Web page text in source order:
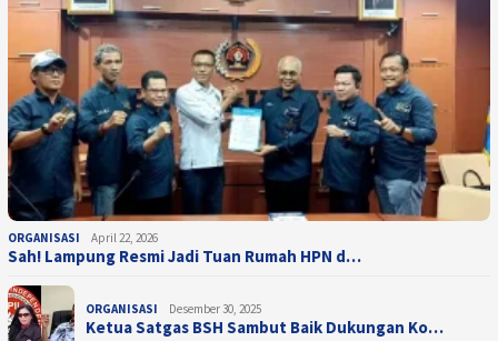
ORGANISASI April 22, 2026
Sah! Lampung Resmi Jadi Tuan Rumah HPN d…
ORGANISASI Desember 30, 2025
Ketua Satgas BSH Sambut Baik Dukungan Ko…